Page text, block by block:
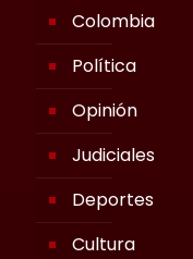
Colombia
Política
Opinión
Judiciales
Deportes
Cultura